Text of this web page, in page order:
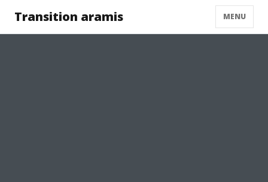
Transition aramis MENU